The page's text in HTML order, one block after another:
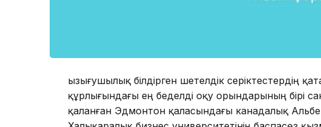
Қызығушылық білдірген шетелдік серіктестердің
құрлығындағы ең беделді оқу орындарының бірі
қаланған Эдмонтон қаласындағы канадалық